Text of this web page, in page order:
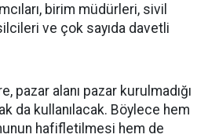
birim müdürleri, sivil
ve çok sayıda davetli
pazar alanı pazar kurulmadığı
da kullanılacak. Böylece hem
hafifletilmesi hem de